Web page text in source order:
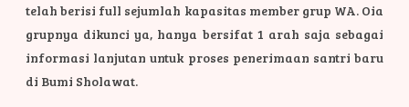
telah berisi full sejumlah kapasitas member grup WA. Oia
grupnya dikunci ya, hanya bersifat 1 arah saja sebagai
informasi lanjutan untuk proses penerimaan santri baru
di Bumi Sholawat.